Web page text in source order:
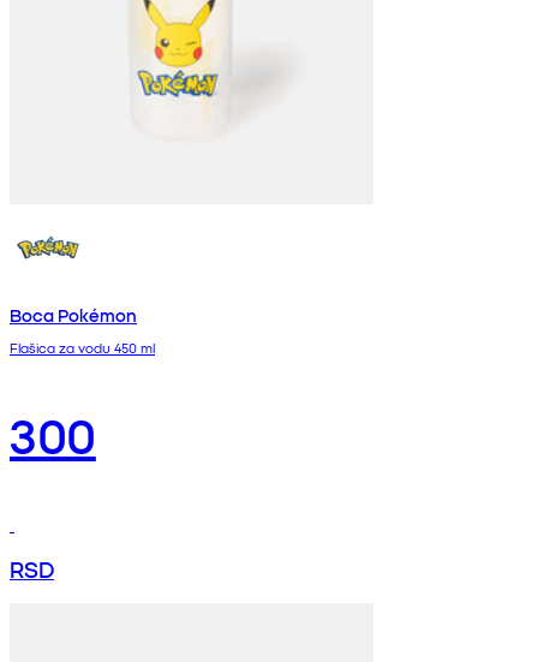
Boca Pokémon
Flašica za vodu 450 ml
300
RSD